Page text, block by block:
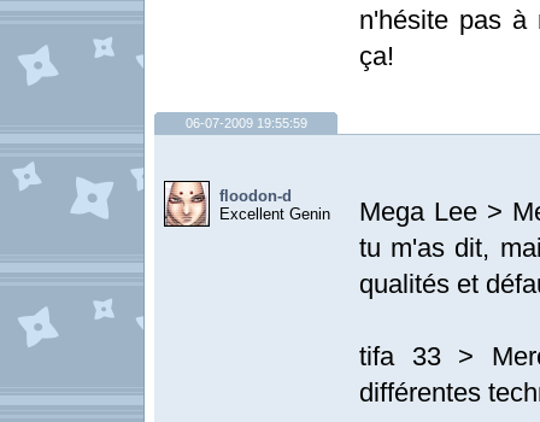
n'hésite pas à
ça!
06-07-2009 19:55:59
floodon-d
Excellent Genin
Mega Lee >
tu m'as dit,
qualités et
tifa 33 >
différentes